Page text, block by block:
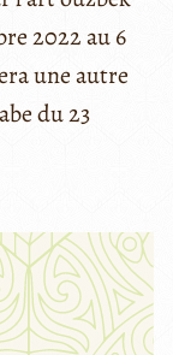
2022 au 6
une autre
du 23